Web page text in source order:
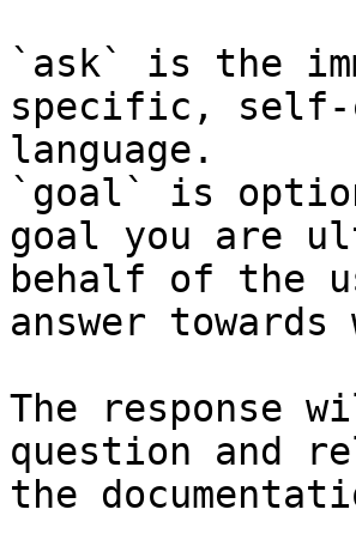
`ask` is the
specific, self-
language.
`goal` is
goal you are
behalf of the
answer
The response
question and
the